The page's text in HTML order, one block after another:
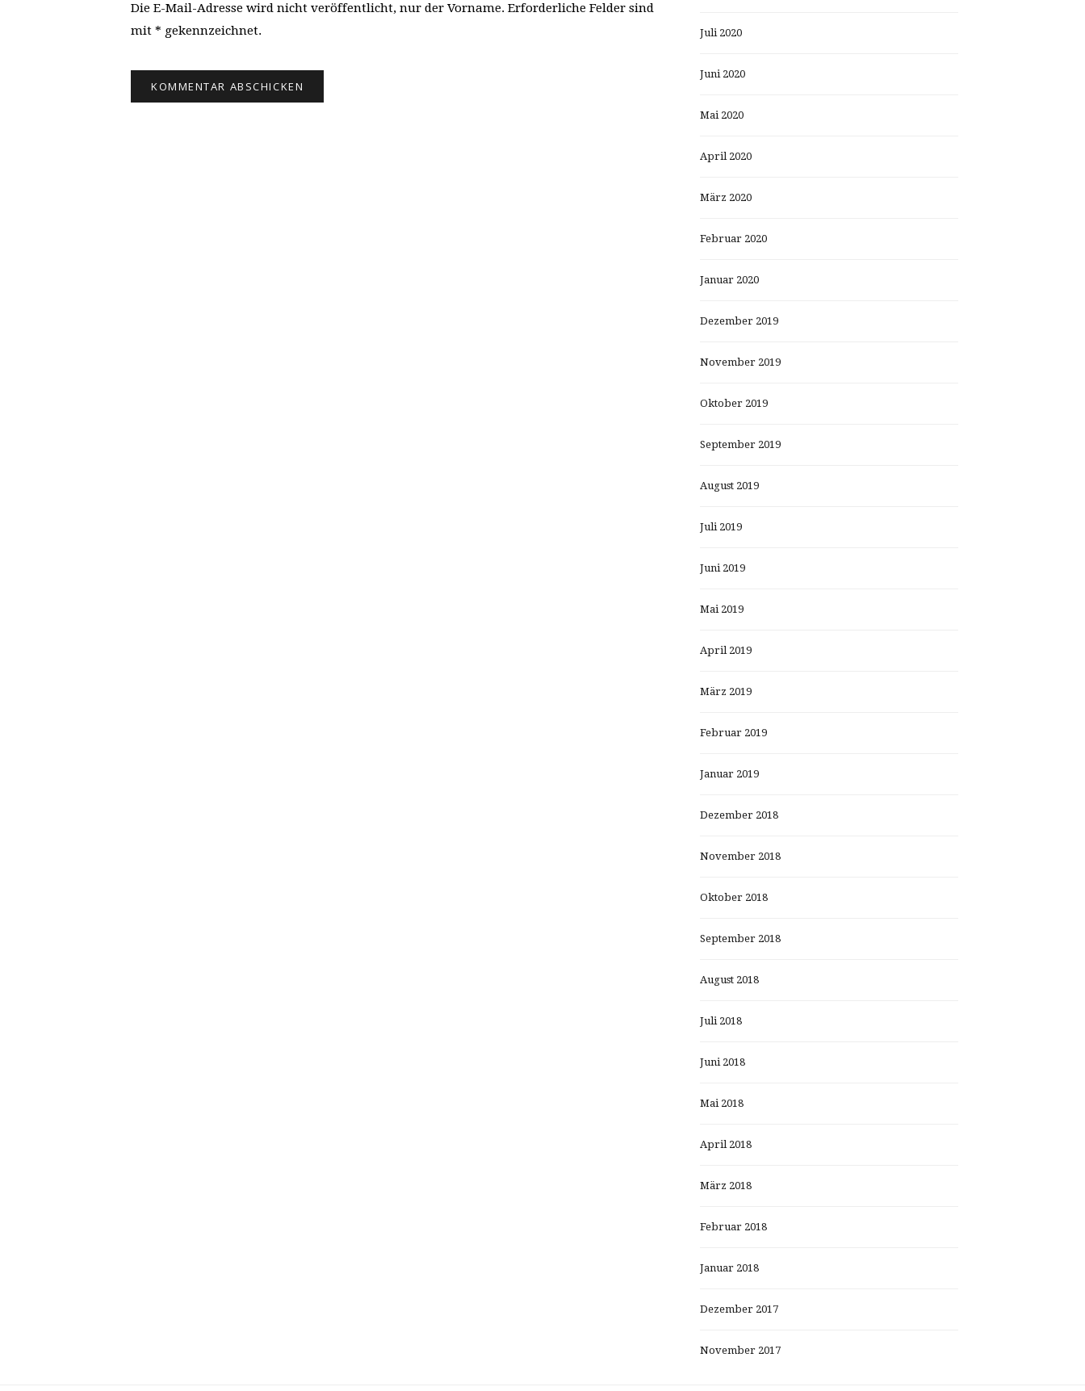
Die E-Mail-Adresse wird nicht veröffentlicht, nur der Vorname. Erforderliche Felder sind
mit * gekennzeichnet.
Juli 2020
Juni 2020
Mai 2020
April 2020
März 2020
Februar 2020
Januar 2020
Dezember 2019
November 2019
Oktober 2019
September 2019
August 2019
Juli 2019
Juni 2019
Mai 2019
April 2019
März 2019
Februar 2019
Januar 2019
Dezember 2018
November 2018
Oktober 2018
September 2018
August 2018
Juli 2018
Juni 2018
Mai 2018
April 2018
März 2018
Februar 2018
Januar 2018
Dezember 2017
November 2017